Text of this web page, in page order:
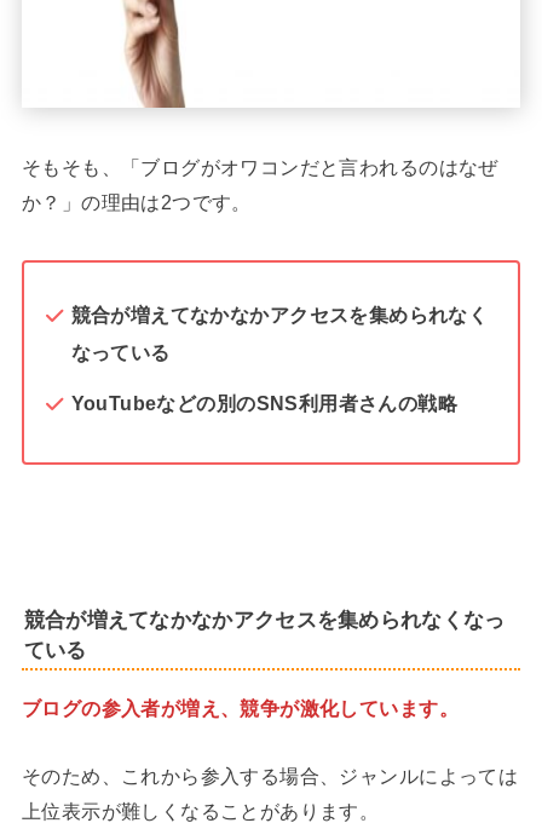
そもそも、「ブログがオワコンだと言われるのはなぜ
か？」の理由は2つです。
競合が増えてなかなかアクセスを集められなく
なっている
YouTubeなどの別のSNS利用者さんの戦略
競合が増えてなかなかアクセスを集められなくなっ
ている
ブログの参入者が増え、競争が激化しています。
そのため、これから参入する場合、ジャンルによっては
上位表示が難しくなることがあります。